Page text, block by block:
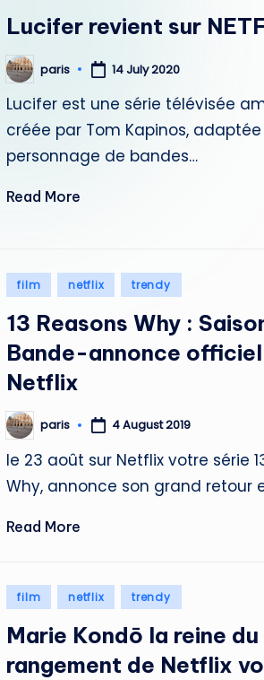
Lucifer revient sur
Posted
by
paris 14 July 2020
Lucifer est une série télévisée
créée par Tom Kapinos,
personnage de bandes…
Read More
Posted
film netflix trendy
13 Reasons Why :
Bande-annonce
Netflix
Posted
by
paris 4 August 2019
le 23 août sur Netflix votre série
Why, annonce son grand retour
Read More
Posted
film netflix trendy
Marie Kondō la reine du
rangement de Netflix